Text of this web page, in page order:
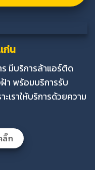
ก่น
มีบริการล้าแอร์ติด
า พร้อมบริการรับ
เราให้บริการด้วยความ
ลิ๊ก